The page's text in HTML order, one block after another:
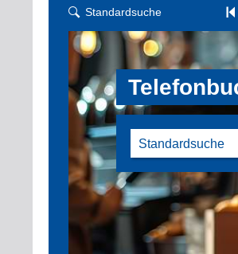
Standardsuche